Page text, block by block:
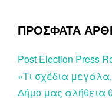
ΠΡΟΣΦΑΤΑ
Post Election Press
«Τι σχέδια
Δήμο μας αλήθεια